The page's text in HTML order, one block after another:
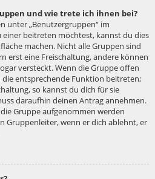
und wie trete ich ihnen bei?
unter „Benutzergruppen“ im
einer beitreten möchtest, kannst du dies
machen. Nicht alle Gruppen sind
erst eine Freischaltung, andere können
versteckt. Wenn die Gruppe offen
entsprechende Funktion beitreten;
so kannst du dich für sie
daraufhin deinen Antrag annehmen.
Gruppe aufgenommen werden
Gruppenleiter, wenn er dich ablehnt, er